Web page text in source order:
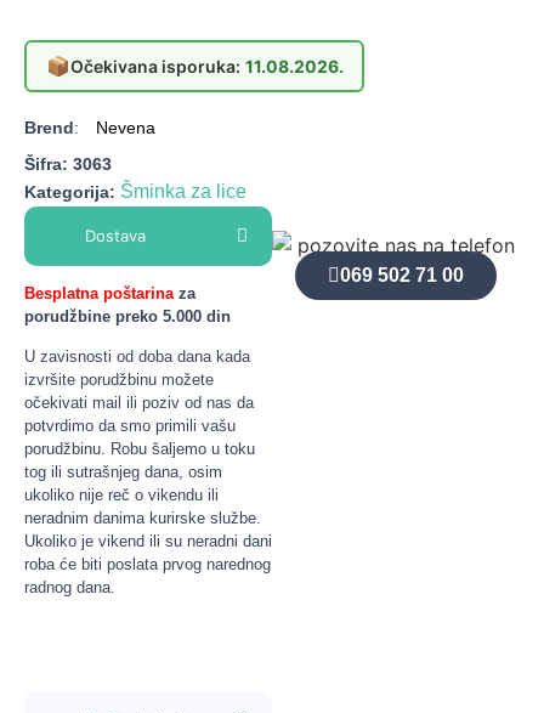
📦Očekivana isporuka: 11.08.2026.
Brend:
Nevena
Šifra: 3063
Kategorija: Šminka za lice
Dostava
Besplatna poštarina za
porudžbine preko 5.000 din
U zavisnosti od doba dana kada
izvršite porudžbinu možete
očekivati mail ili poziv od nas da
potvrdimo da smo primili vašu
porudžbinu. Robu šaljemo u toku
tog ili sutrašnjeg dana, osim
ukoliko nije reč o vikendu ili
neradnim danima kurirske službe.
Ukoliko je vikend ili su neradni dani
roba će biti poslata prvog narednog
radnog dana.
069 502 71 00